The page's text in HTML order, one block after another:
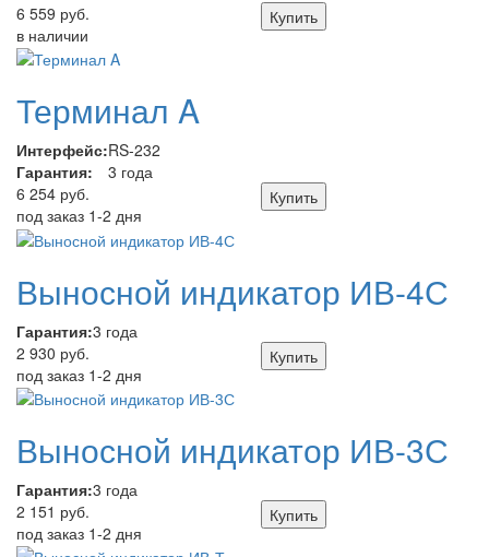
6 559 руб.
в наличии
Купить
Терминал A
Интерфейс:RS-232
Гарантия:
3 года
6 254 руб.
под заказ 1-2 дня
Купить
Выносной индикатор ИВ-4С
Гарантия:3 года
2 930 руб.
под заказ 1-2 дня
Купить
Выносной индикатор ИВ-3С
Гарантия:3 года
2 151 руб.
под заказ 1-2 дня
Купить